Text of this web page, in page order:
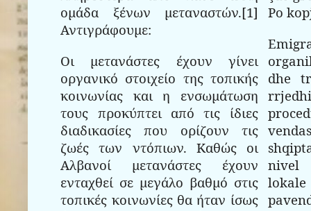
ομάδα ξένων μεταναστών.[1]
Αντιγράφουμε:
Οι μετανάστες έχουν γίνει
οργανικό στοιχείο της τοπικής
κοινωνίας και η ενσωμάτωση
τους προκύπτει από τις ίδιες
διαδικασίες που ορίζουν τις
ζωές των ντόπιων. Καθώς οι
Αλβανοί μετανάστες έχουν
ενταχθεί σε μεγάλο βαθμό στις
τοπικές κοινωνίες θα ήταν ίσως
Po
dhe
nivel